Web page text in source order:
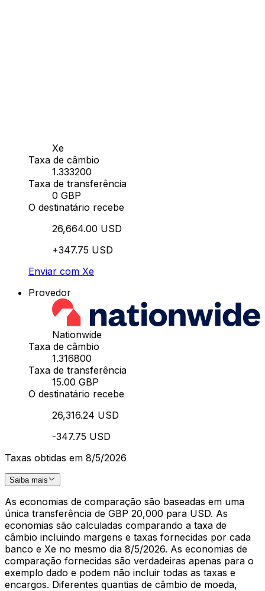
Xe
Taxa de câmbio
1.333200
Taxa de transferência
0 GBP
O destinatário recebe
26,664.00 USD
+347.75 USD
Enviar com Xe
Provedor
Nationwide
Taxa de câmbio
1.316800
Taxa de transferência
15.00 GBP
O destinatário recebe
26,316.24 USD
-347.75 USD
Taxas obtidas em 8/5/2026
Saiba mais
As economias de comparação são baseadas em uma
única transferência de GBP 20,000 para USD. As
economias são calculadas comparando a taxa de
câmbio incluindo margens e taxas fornecidas por cada
banco e Xe no mesmo dia 8/5/2026. As economias de
comparação fornecidas são verdadeiras apenas para o
exemplo dado e podem não incluir todas as taxas e
encargos. Diferentes quantias de câmbio de moeda,